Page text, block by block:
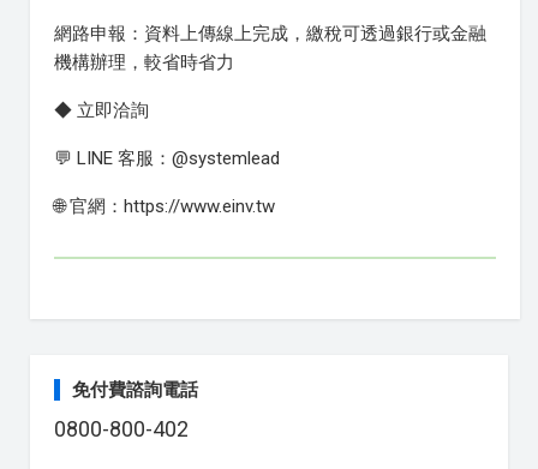
網路申報：資料上傳線上完成，繳稅可透過銀行或金融
機構辦理，較省時省力
◆ 立即洽詢
💬 LINE 客服：@systemlead
🌐 官網：https://www.einv.tw
免付費諮詢電話
0800-800-402